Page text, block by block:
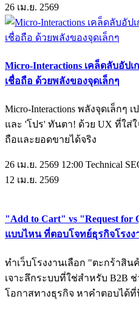
26 เม.ย. 2569
Micro-Interactions เคล็ดลับอัป
เชื่อถือ ด้วยพลังของจุดเล็กๆ
Micro-Interactions พลังจุดเล็กๆ
และ 'โปร' ทันตา! ด้วย UX ที่ใส่
ถือและยอดขายได้จริง
26 เม.ย. 2569 12:00 Technical
12 เม.ย. 2569
"Add to Cart" vs "Request for
แบบไหน ที่ตอบโจทย์ธุรกิจโรงง
ทำเว็บโรงงานเลือก "ตะกร้าสิ
เจาะลึกระบบที่ใช่สำหรับ B2B
โอกาสทางธุรกิจ หาคำตอบได้ที่